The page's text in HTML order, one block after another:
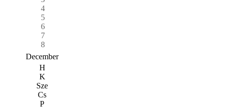
4
5
6
7
8
December
H
K
Sze
Cs
P